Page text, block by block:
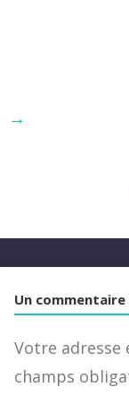
→
Un commentaire
Votre adresse
champs